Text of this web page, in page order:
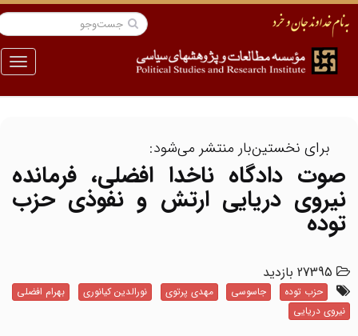
منو
برای نخستین‌بار منتشر می‌شود:
صوت دادگاه ناخدا افضلی، فرمانده
نیروی دریایی ارتش و نفوذی حزب
توده
27395 بازدید
حزب توده جاسوسی مهدی پرتوی نورالدین کیانوری
بهرام افضلی
نیروی دریایی